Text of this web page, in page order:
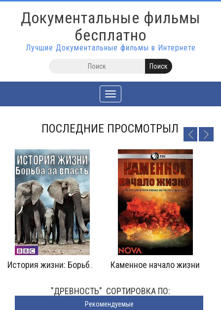
Документальные фильмы
бесплатно
Лучшие Документальные фильмы в Интернете
Toggle
navigation
ПОСЛЕДНИЕ ПРОСМОТРЫЛ
Каменное начало жизни
"ДРЕВНОСТЬ" CОРТИРОВКА ПО:
Pекомендуемые